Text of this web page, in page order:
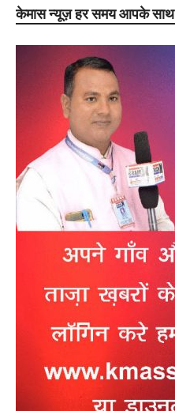
केमास न्यूज़ हर समय आपके साथ